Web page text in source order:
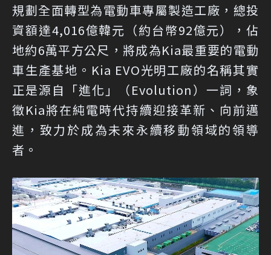
規劃全面轉型為電動車專屬製造工廠，總投
資額達4,016億韓元（約台幣92億元），佔
地約6萬平方公尺，將成為Kia最重要的電動
車生產基地。Kia EVO光明工廠的名稱其實
正是源自「進化」（Evolution）一詞，象
徵Kia將在純電時代持續迎接革新、向前邁
進，致力於成為未來永續移動領域的領導
者。